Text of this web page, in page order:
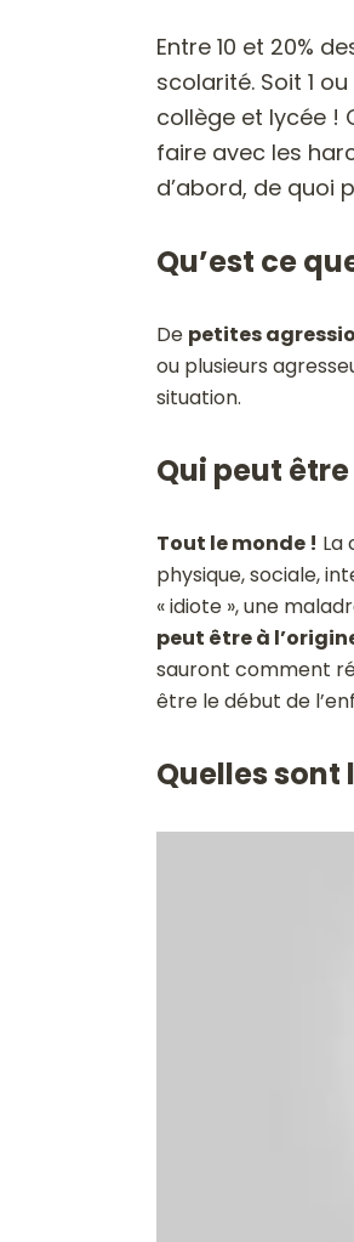
Entre 10 et 20%
scolarité. Soit 1
collège et lycée !
faire avec les
d’abord, de quoi
Qu’est ce
De petites
ou plusieurs
situation.
Qui peut
Tout le monde ! La
physique, sociale,
« idiote », une
peut être à
sauront comment
être le début de
Quelles sont